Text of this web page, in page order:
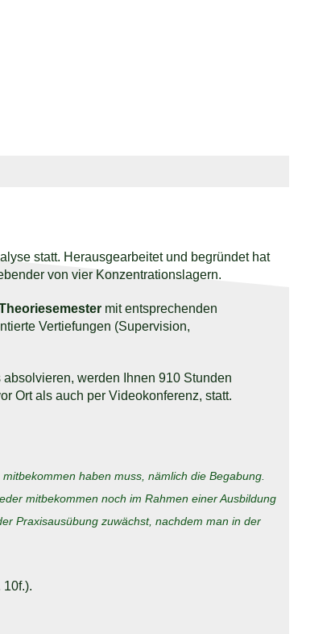
statt. Herausgearbeitet und begründet hat
von vier Konzentrationslagern.
mit entsprechenden
Vertiefungen (Supervision,
werden Ihnen 910 Stunden
Ort als auch per Videokonferenz, statt.
haben muss, nämlich die Begabung.
mitbekommen noch im Rahmen einer Ausbildung
Praxisausübung zuwächst, nachdem man in der